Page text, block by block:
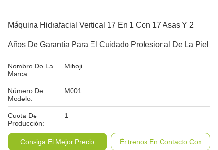
Máquina Hidrafacial Vertical 17 En 1 Con 17 Asas Y 2
Años De Garantía Para El Cuidado Profesional De La Piel
Nombre De La
Marca:
Mihoji
Número De
Modelo:
M001
Cuota De
Producción:
1
Consiga El Mejor Precio Éntrenos En Contacto Con